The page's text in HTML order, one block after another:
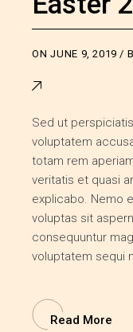
ONJUNE 9, 2019
Sed ut
voluptatem
totam rem
veritatis et quasi
explicabo. Nemo
voluptas sit
consequuntur
voluptatem sequi
Read More